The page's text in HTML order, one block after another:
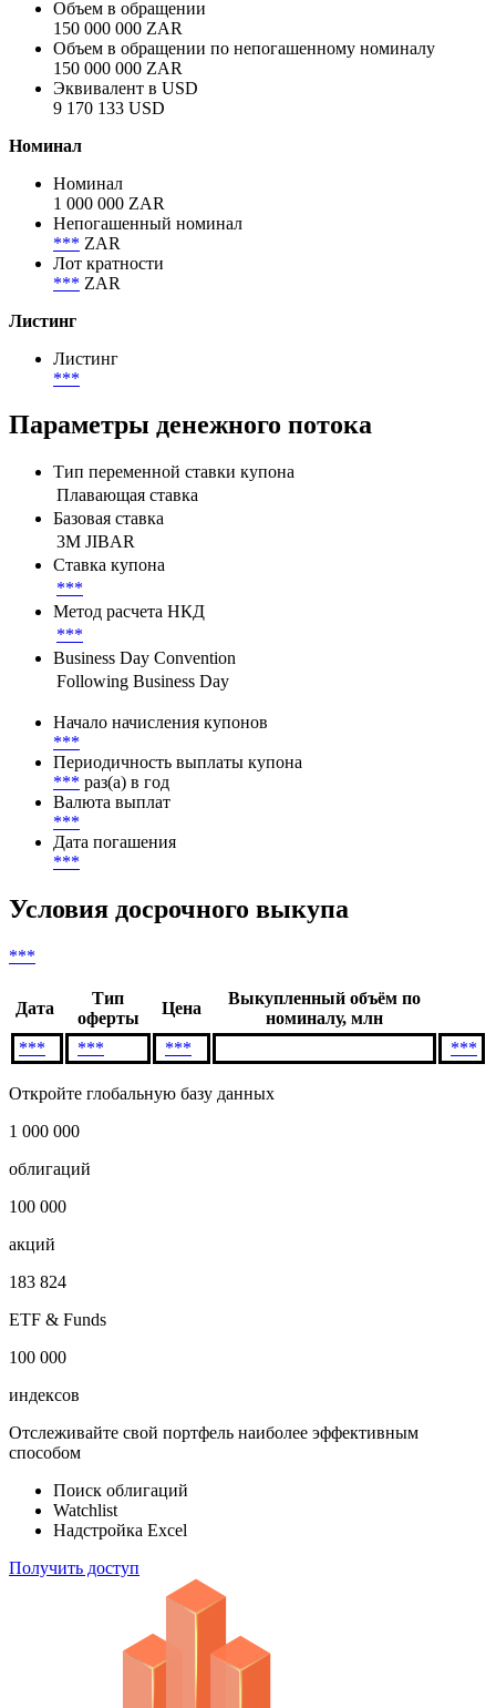
Объем в обращении
150 000 000 ZAR
Объем в обращении по непогашенному номиналу
150 000 000 ZAR
Эквивалент в USD
9 170 133 USD
Номинал
Номинал
1 000 000 ZAR
Непогашенный номинал
*** ZAR
Лот кратности
*** ZAR
Листинг
Листинг
***
Параметры денежного потока
Тип переменной ставки купона
Плавающая ставка
Базовая ставка
3M JIBAR
Ставка купона
***
Метод расчета НКД
***
Business Day Convention
Following Business Day
Начало начисления купонов
***
Периодичность выплаты купона
*** раз(а) в год
Валюта выплат
***
Дата погашения
***
Условия досрочного выкупа
***
Дата
Тип
оферты
Цена
Выкупленный объём по
номиналу, млн
***
*** *** ***
Откройте глобальную базу данных
1 000 000
облигаций
100 000
акций
183 824
ETF & Funds
100 000
индексов
Отслеживайте свой портфель наиболее эффективным
способом
Поиск облигаций
Watchlist
Надстройка Excel
Получить доступ